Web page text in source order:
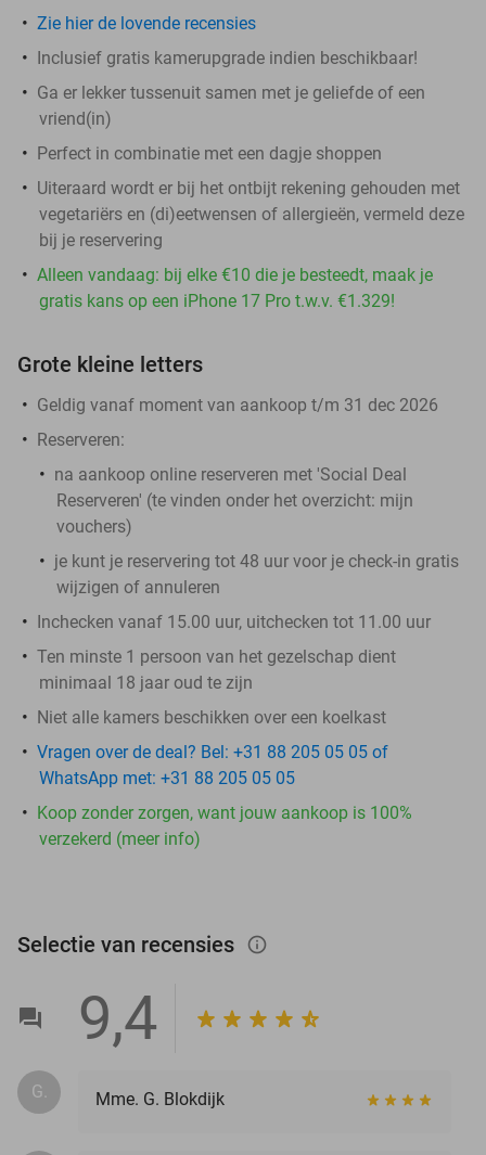
Zie hier de lovende recensies
Inclusief gratis kamerupgrade indien beschikbaar!
Ga er lekker tussenuit samen met je geliefde of een
vriend(in)
Perfect in combinatie met een dagje shoppen
Uiteraard wordt er bij het ontbijt rekening gehouden met
vegetariërs en (di)eetwensen of allergieën, vermeld deze
bij je reservering
Alleen vandaag: bij elke €10 die je besteedt, maak je
gratis kans op een iPhone 17 Pro t.w.v. €1.329!
Grote kleine letters
Geldig vanaf moment van aankoop t/m 31 dec 2026
Reserveren:
na aankoop online reserveren met 'Social Deal
Reserveren' (te vinden onder het overzicht: mijn
vouchers)
je kunt je reservering tot 48 uur voor je check-in gratis
wijzigen of annuleren
Inchecken vanaf 15.00 uur, uitchecken tot 11.00 uur
Ten minste 1 persoon van het gezelschap dient
minimaal 18 jaar oud te zijn
Niet alle kamers beschikken over een koelkast
Vragen over de deal? Bel: +31 88 205 05 05 of
WhatsApp met: +31 88 205 05 05
Koop zonder zorgen, want jouw aankoop is 100%
verzekerd (meer info)
Selectie van recensies info_outlined
9,4
G. Mme. G. Blokdijk